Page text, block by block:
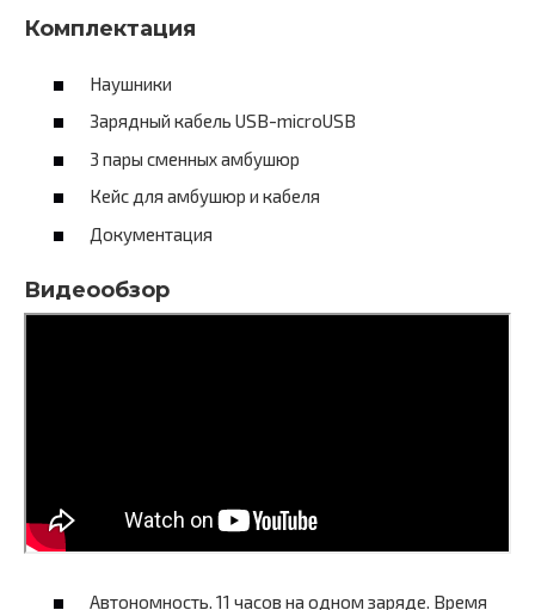
Комплектация
Наушники
Зарядный кабель USB-microUSB
3 пары сменных амбушюр
Кейс для амбушюр и кабеля
Документация
Видеообзор
Автономность. 11 часов на одном заряде. Время